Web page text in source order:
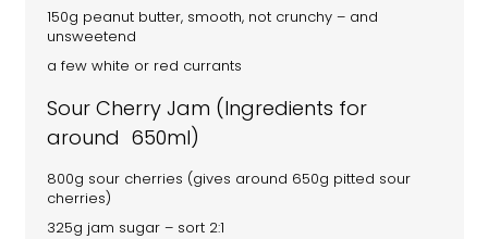
150g peanut butter, smooth, not crunchy – and
unsweetend
a few white or red currants
Sour Cherry Jam (Ingredients for
around 650ml)
800g sour cherries (gives around 650g pitted sour
cherries)
325g jam sugar – sort 2:1